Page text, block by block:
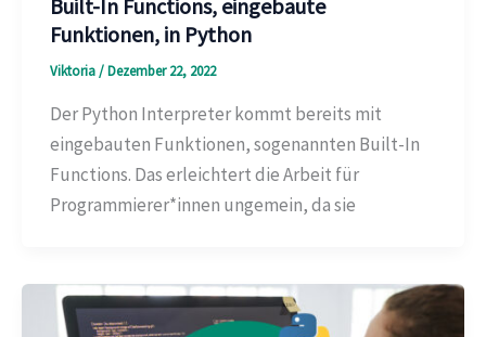
Built-In Functions, eingebaute
Funktionen, in Python
Viktoria/Dezember 22, 2022
Der Python Interpreter kommt bereits mit
eingebauten Funktionen, sogenannten Built-In
Functions. Das erleichtert die Arbeit für
Programmierer*innen ungemein, da sie